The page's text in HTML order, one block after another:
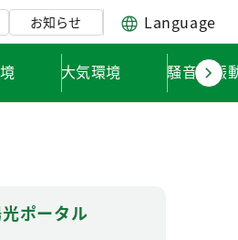
お知らせ Language
大気環境 騒音・振
ポータル